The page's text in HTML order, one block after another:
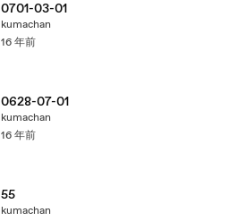
0701-03-01
kumachan
16 年前
0628-07-01
kumachan
16 年前
55
kumachan